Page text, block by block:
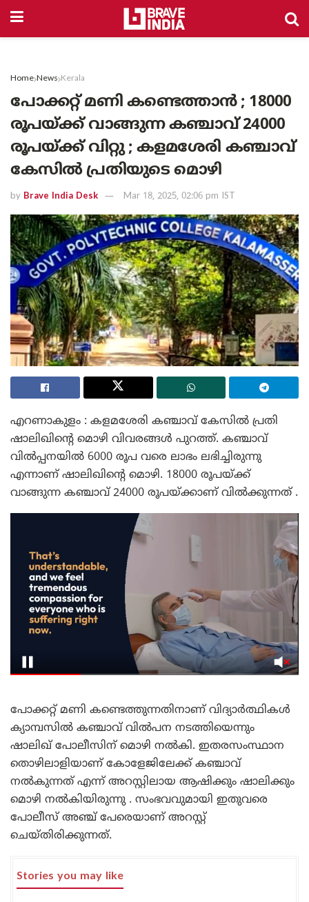
Home News Kerala
പോക്കറ്റ് മണി കണ്ടെത്താൻ ; 18000
രൂപയ്ക്ക് വാങ്ങുന്ന കഞ്ചാവ് 24000
രൂപയ്ക്ക് വിറ്റു ; കളമശേരി കഞ്ചാവ്
കേസിൽ പ്രതിയുടെ മൊഴി
by Brave India Desk Mar 18, 2025, 02:06 pm IST
എറണാകുളം : കളമശേരി കഞ്ചാവ് കേസിൽ പ്രതി
ഷാലിഖിന്റെ മൊഴി വിവരങ്ങൾ പുറത്ത്. കഞ്ചാവ്
വിൽപ്പനയിൽ 6000 രൂപ വരെ ലാഭം ലഭിച്ചിരുന്നു
എന്നാണ് ഷാലിഖിന്റെ മൊഴി. 18000 രൂപയ്ക്ക്
വാങ്ങുന്ന കഞ്ചാവ് 24000 രൂപയ്ക്കാണ് വിൽക്കുന്നത് .
പോക്കറ്റ് മണി കണ്ടെത്തുന്നതിനാണ് വിദ്യാർത്ഥികൾ
ക്യാമ്പസിൽ കഞ്ചാവ് വിൽപന നടത്തിയെന്നും
ഷാലിഖ് പോലീസിന് മൊഴി നൽകി. ഇതരസംസ്ഥാന
തൊഴിലാളിയാണ് കോളേജിലേക്ക് കഞ്ചാവ്
നൽകുന്നത് എന്ന് അറസ്റ്റിലായ ആഷിക്കും ഷാലിക്കും
മൊഴി നൽകിയിരുന്നു . സംഭവവുമായി ഇതുവരെ
പോലീസ് അഞ്ച് പേരെയാണ് അറസ്റ്റ്
ചെയ്തിരിക്കുന്നത്.
Stories you may like